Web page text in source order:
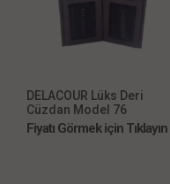
DELACOUR Lüks Deri
Cüzdan Model 76
Fiyatı Görmek için Tıklayın